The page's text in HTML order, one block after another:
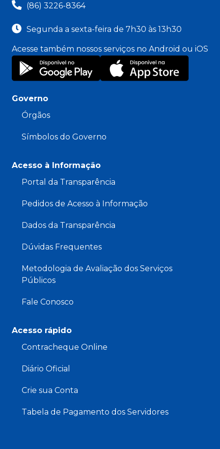
(86) 3226-8364
Segunda a sexta-feira de 7h30 às 13h30
Acesse também nossos serviços no Android ou iOS
Governo
Órgãos
Símbolos do Governo
Acesso à Informação
Portal da Transparência
Pedidos de Acesso à Informação
Dados da Transparência
Dúvidas Frequentes
Metodologia de Avaliação dos Serviços
Públicos
Fale Conosco
Acesso rápido
Contracheque Online
Diário Oficial
Crie sua Conta
Tabela de Pagamento dos Servidores